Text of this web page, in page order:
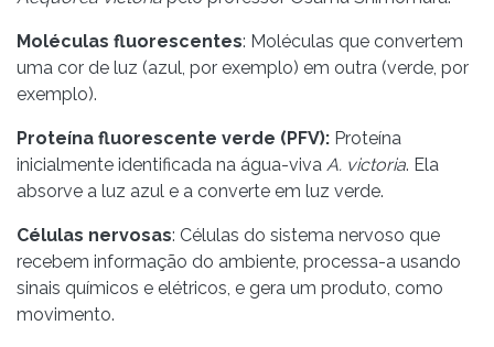
Moléculas fluorescentes: Moléculas que convertem
uma cor de luz (azul, por exemplo) em outra (verde, por
exemplo).
Proteína fluorescente verde (PFV): Proteína
inicialmente identificada na água-viva A. victoria. Ela
absorve a luz azul e a converte em luz verde.
Células nervosas: Células do sistema nervoso que
recebem informação do ambiente, processa-a usando
sinais químicos e elétricos, e gera um produto, como
movimento.